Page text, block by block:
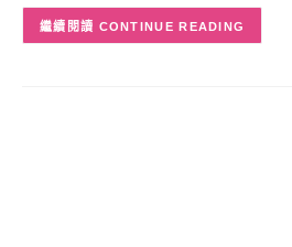
CONTINUE READING